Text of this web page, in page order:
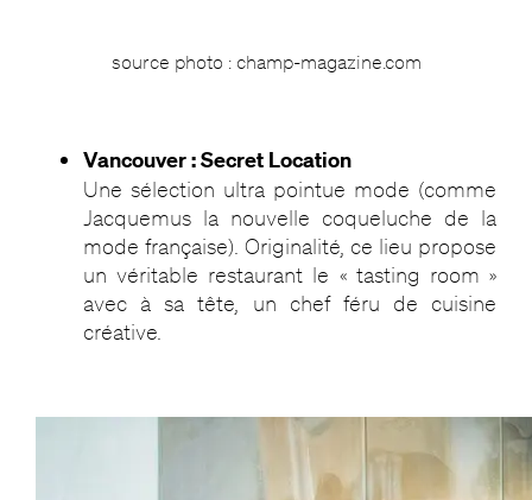
source photo : champ-magazine.com
Vancouver : Secret Location
Une sélection ultra pointue mode (comme
Jacquemus la nouvelle coqueluche de la
mode française). Originalité, ce lieu propose
un véritable restaurant le « tasting room »
avec à sa tête, un chef féru de cuisine
créative.